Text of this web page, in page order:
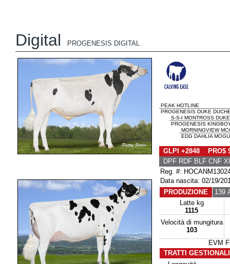
Digital PROGENESIS DIGITAL
PEAK HOTLINE
PROGENESIS DUKE
S-S-I MONTROSS DUKE
PROGENESIS
MORNINGVIEW
EDG DAHLIA
GLPI +2848 PRO$
DPF RDF BLF CNF
Reg. #:
Data nascita: 02/19/
PRODUZIONE
139
Latte kg
1115
Velocità di mungitura
103
EVM
TRATTI